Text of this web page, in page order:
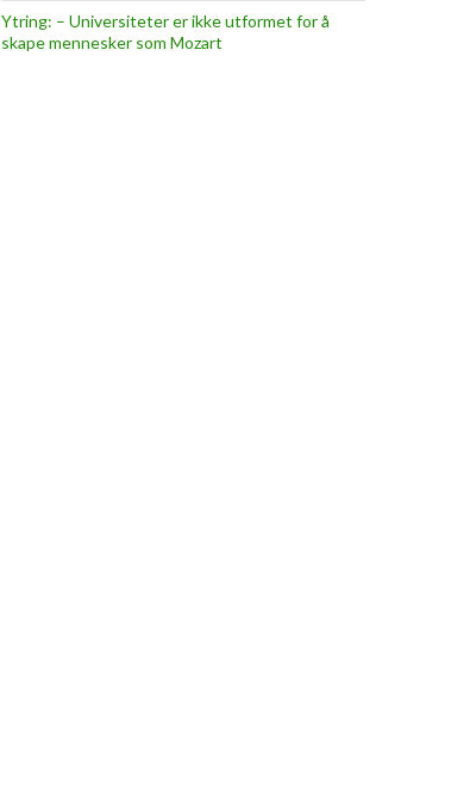
Ytring: – Universiteter er ikke utformet for å
skape mennesker som Mozart